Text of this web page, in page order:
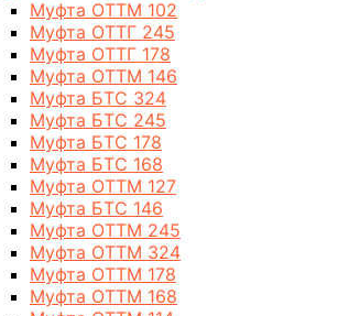
Муфта ОТТМ 102
Муфта ОТТГ 245
Муфта ОТТГ 178
Муфта ОТТМ 146
Муфта БТС 324
Муфта БТС 245
Муфта БТС 178
Муфта БТС 168
Муфта ОТТМ 127
Муфта БТС 146
Муфта ОТТМ 245
Муфта ОТТМ 324
Муфта ОТТМ 178
Муфта ОТТМ 168